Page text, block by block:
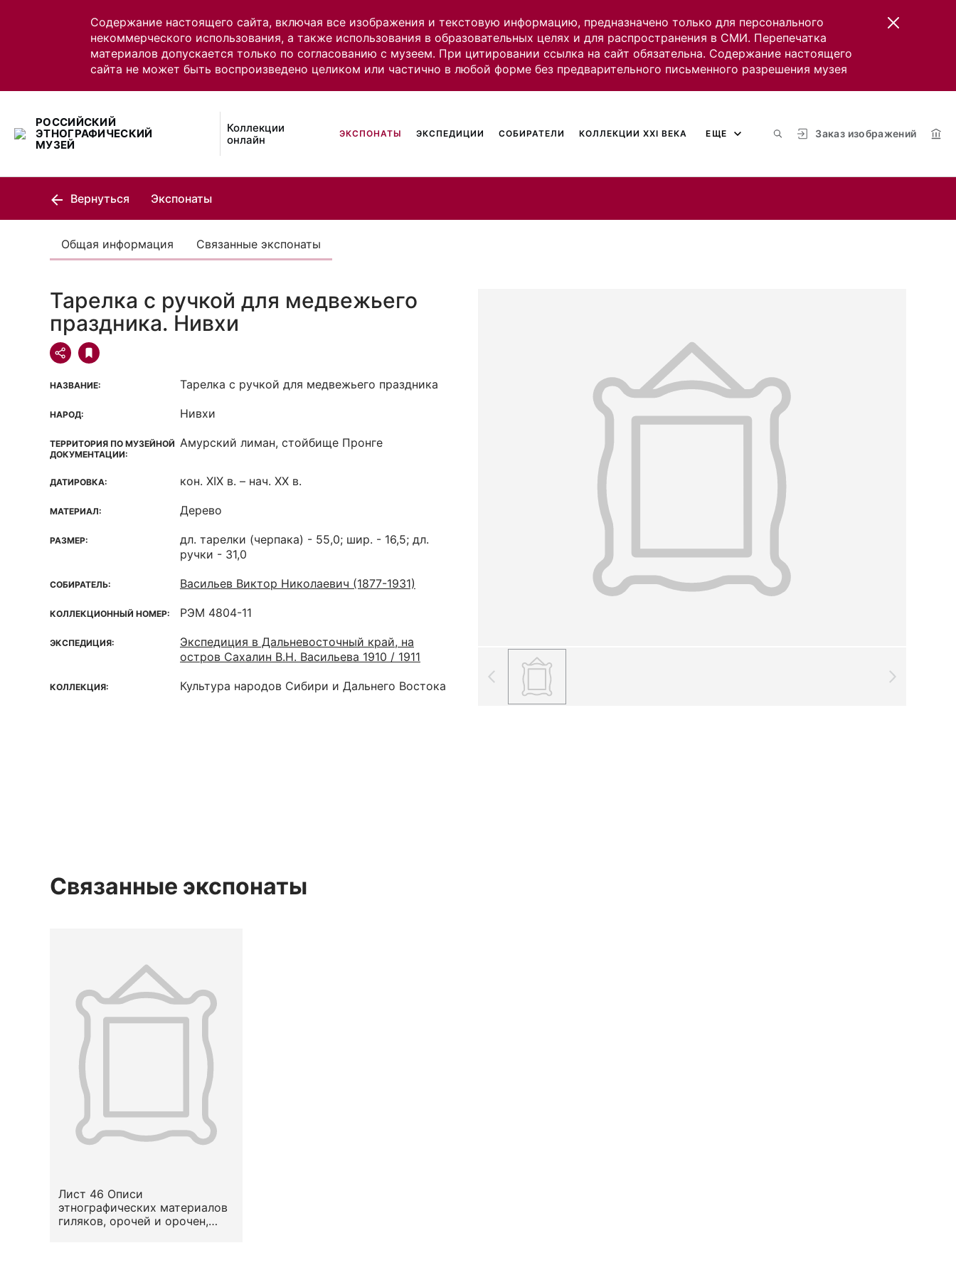
Содержание настоящего сайта, включая все изображения и текстовую информацию, предназначено только для персонального
некоммерческого использования, а также использования в образовательных целях и для распространения в СМИ. Перепечатка
материалов допускается только по согласованию с музеем. При цитировании ссылка на сайт обязательна. Содержание настоящего
сайта не может быть воспроизведено целиком или частично в любой форме без предварительного письменного разрешения музея
РОССИЙСКИЙ
ЭТНОГРАФИЧЕСКИЙ
МУЗЕЙ
Коллекции
онлайн
Заказ изображений
ЭКСПОНАТЫ ЭКСПЕДИЦИИ СОБИРАТЕЛИ КОЛЛЕКЦИИ XXI ВЕКА ЕЩЕ
Вернуться Экспонаты
Общая информация Связанные экспонаты
Тарелка с ручкой для медвежьего
праздника. Нивхи
НАЗВАНИЕ: Тарелка с ручкой для медвежьего праздника
НАРОД: Нивхи
ТЕРРИТОРИЯ ПО МУЗЕЙНОЙ
ДОКУМЕНТАЦИИ:
Амурский лиман, стойбище Пронге
ДАТИРОВКА: кон. XIX в. – нач. XX в.
МАТЕРИАЛ: Дерево
РАЗМЕР:
дл. тарелки (черпака) - 55,0; шир. - 16,5; дл.
ручки - 31,0
СОБИРАТЕЛЬ: Васильев Виктор Николаевич (1877-1931)
КОЛЛЕКЦИОННЫЙ НОМЕР: РЭМ 4804-11
ЭКСПЕДИЦИЯ:
Экспедиция в Дальневосточный край, на
остров Сахалин В.Н. Васильева 1910 / 1911
КОЛЛЕКЦИЯ: Культура народов Сибири и Дальнего Востока
Связанные экспонаты
Лист 46 Описи
этнографических материалов
гиляков, орочей и орочен,